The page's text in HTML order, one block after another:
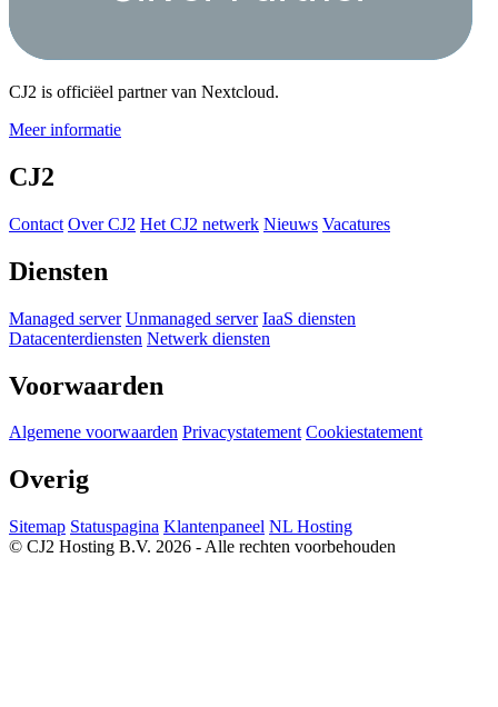
CJ2 is officiëel partner van Nextcloud.
Meer informatie
CJ2
Contact Over CJ2 Het CJ2 netwerk Nieuws Vacatures
Diensten
Managed server Unmanaged server IaaS diensten
Datacenterdiensten Netwerk diensten
Voorwaarden
Algemene voorwaarden Privacystatement Cookiestatement
Overig
Sitemap Statuspagina Klantenpaneel NL Hosting
© CJ2 Hosting B.V. 2026 - Alle rechten voorbehouden